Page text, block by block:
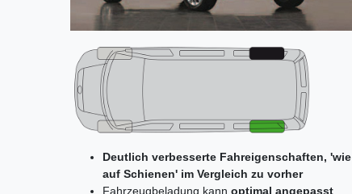
Deutlich verbesserte Fahreigenschaften, 'wie
auf Schienen' im Vergleich zu vorher
Fahrzeugbeladung kann optimal angepasst